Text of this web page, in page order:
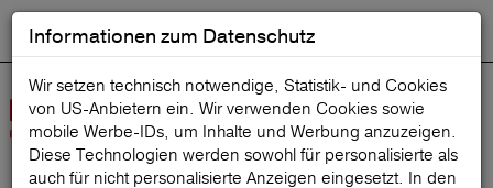
Suche starten
Informationen zum Datenschutz
Wir setzen technisch notwendige, Statistik- und Cookies
von US-Anbietern ein. Wir verwenden Cookies sowie
mobile Werbe‑IDs, um Inhalte und Werbung anzuzeigen.
Diese Technologien werden sowohl für personalisierte als
auch für nicht personalisierte Anzeigen eingesetzt. In den